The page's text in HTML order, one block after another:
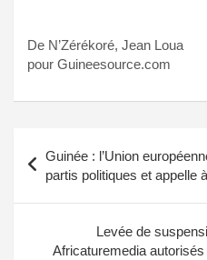
De N’Zérékoré, Jean Loua
pour Guineesource.com
de
l’article
Guinée : l’Union
partis politiques et appelle
Levée de
Africaturemedia